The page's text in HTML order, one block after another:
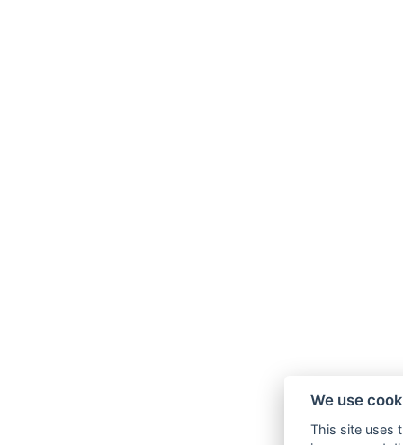
We use
This site uses